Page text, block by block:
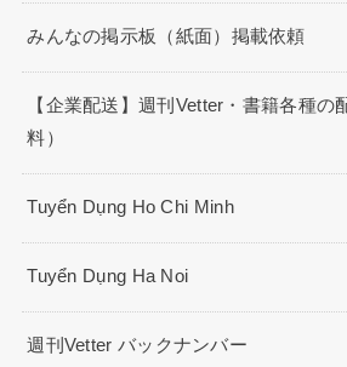
みんなの掲示板（紙面）掲載依頼
【企業配送】週刊Vetter・書籍各種の
料）
Tuyển Dụng Ho Chi Minh
Tuyển Dụng Ha Noi
週刊Vetter バックナンバー